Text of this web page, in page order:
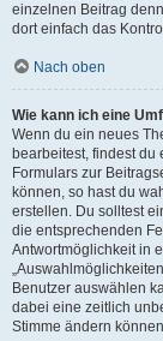
einzelnen Beitrag
dort einfach das
Nach oben
Wie kann ich eine
Wenn du ein neues
bearbeitest, findest du
Formulars zur
können, so hast du
erstellen. Du solltest
die entsprechenden
Antwortmöglichkeit in
Benutzer auswählen
dabei eine zeitlich
Stimme ändern